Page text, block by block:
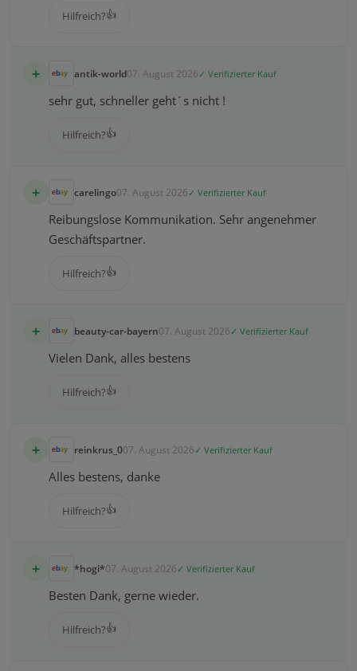
Hilfreich?👍
+ antik-world07. August 2026✓ Verifizierter Kauf
sehr gut, schneller geht´s nicht !
Hilfreich?👍
+ carelingo07. August 2026✓ Verifizierter Kauf
Reibungslose Kommunikation. Sehr angenehmer
Geschäftspartner.
Hilfreich?👍
+ beauty-car-bayern07. August 2026✓ Verifizierter Kauf
Vielen Dank, alles bestens
Hilfreich?👍
+ reinkrus_007. August 2026✓ Verifizierter Kauf
Alles bestens, danke
Hilfreich?👍
+ *hogi*07. August 2026✓ Verifizierter Kauf
Besten Dank, gerne wieder.
Hilfreich?👍